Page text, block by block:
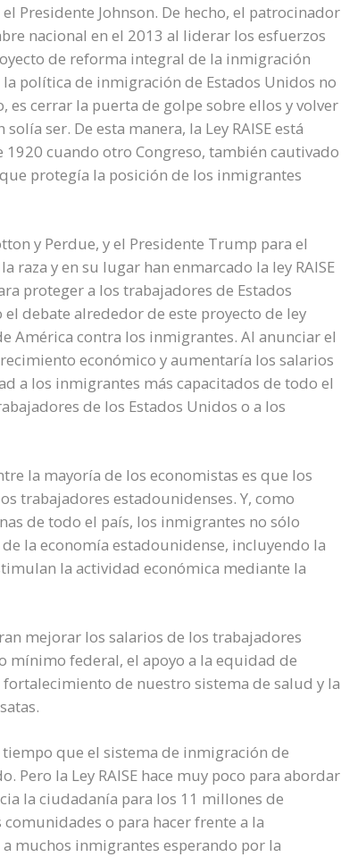
Presidente Johnson. De hecho, el patrocinador
nacional en el 2013 al liderar los esfuerzos
de reforma integral de la inmigración
política de inmigración de Estados Unidos no
cerrar la puerta de golpe sobre ellos y volver
ser. De esta manera, la Ley RAISE está
cuando otro Congreso, también cautivado
protegía la posición de los inmigrantes
y Perdue, y el Presidente Trump para el
raza y en su lugar han enmarcado la ley RAISE
proteger a los trabajadores de Estados
debate alrededor de este proyecto de ley
América contra los inmigrantes. Al anunciar el
económico y aumentaría los salarios
a los inmigrantes más capacitados de todo el
de los Estados Unidos o a los
la mayoría de los economistas es que los
trabajadores estadounidenses. Y, como
de todo el país, los inmigrantes no sólo
la economía estadounidense, incluyendo la
la actividad económica mediante la
mejorar los salarios de los trabajadores
federal, el apoyo a la equidad de
de nuestro sistema de salud y la
que el sistema de inmigración de
Pero la Ley RAISE hace muy poco para abordar
la ciudadanía para los 11 millones de
o para hacer frente a la
muchos inmigrantes esperando por la